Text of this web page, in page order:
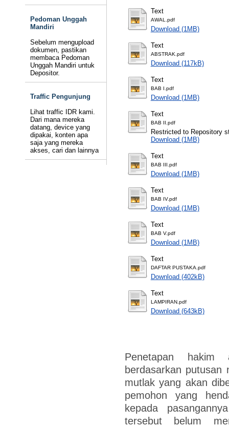
Pedoman Unggah
Mandiri
Sebelum mengupload
dokumen, pastikan
membaca Pedoman
Unggah Mandiri untuk
Depositor.
Traffic Pengunjung
Lihat traffic IDR kami.
Dari mana mereka
datang, device yang
dipakai, konten apa
saja yang mereka
akses, cari dan lainnya
Text
AWAL.pdf
Download (1MB)
Text
ABSTRAK.pdf
Download (117kB)
Text
BAB I.pdf
Download (1MB)
Text
BAB II.pdf
Restricted to Repository
Download (1MB)
Text
BAB III.pdf
Download (1MB)
Text
BAB IV.pdf
Download (1MB)
Text
BAB V.pdf
Download (1MB)
Text
DAFTAR PUSTAKA.pdf
Download (402kB)
Text
LAMPIRAN.pdf
Download (643kB)
Penetapan hakim
berdasarkan putusan
mutlak yang akan
pemohon yang
kepada
tersebut belum